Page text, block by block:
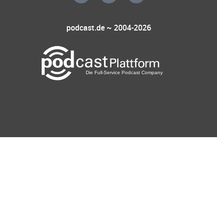
podcast.de ~ 2004-2026